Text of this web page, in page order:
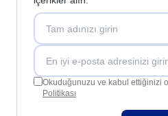
Okuduğunuzu ve kabul ettiğinizi
Politikası